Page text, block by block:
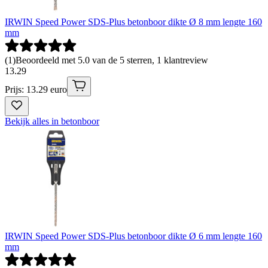
IRWIN Speed Power SDS-Plus betonboor dikte Ø 8 mm lengte 160
mm
(1)Beoordeeld met 5.0 van de 5 sterren, 1 klantreview
13.29
Prijs: 13.29 euro
Bekijk alles in betonboor
IRWIN Speed Power SDS-Plus betonboor dikte Ø 6 mm lengte 160
mm